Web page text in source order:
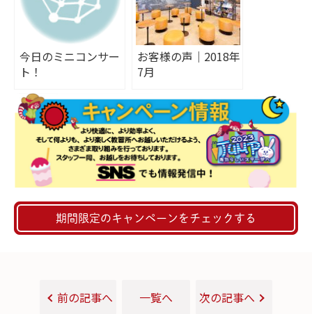
今日のミニコンサー
ト！
お客様の声｜2018年
7月
期間限定のキャンペーンをチェックする
前の記事へ 一覧へ 次の記事へ